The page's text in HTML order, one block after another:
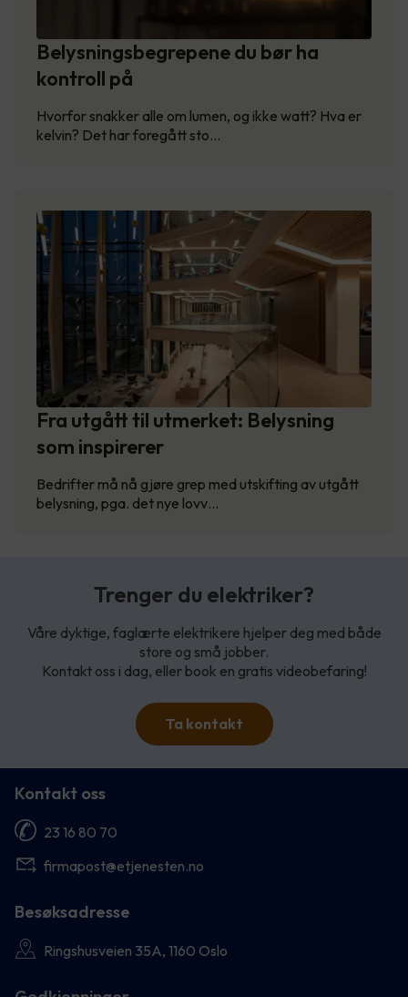
Belysningsbegrepene du bør ha
kontroll på
Hvorfor snakker alle om lumen, og ikke watt? Hva er
kelvin? Det har foregått sto…
Fra utgått til utmerket: Belysning
som inspirerer
Bedrifter må nå gjøre grep med utskifting av utgått
belysning, pga. det nye lovv…
Trenger du elektriker?
Våre dyktige, faglærte elektrikere hjelper deg med både
store og små jobber.
Kontakt oss i dag, eller book en gratis videobefaring!
Ta kontakt
Kontakt oss
23 16 80 70
firmapost@etjenesten.no
Besøksadresse
Ringshusveien 35A, 1160 Oslo